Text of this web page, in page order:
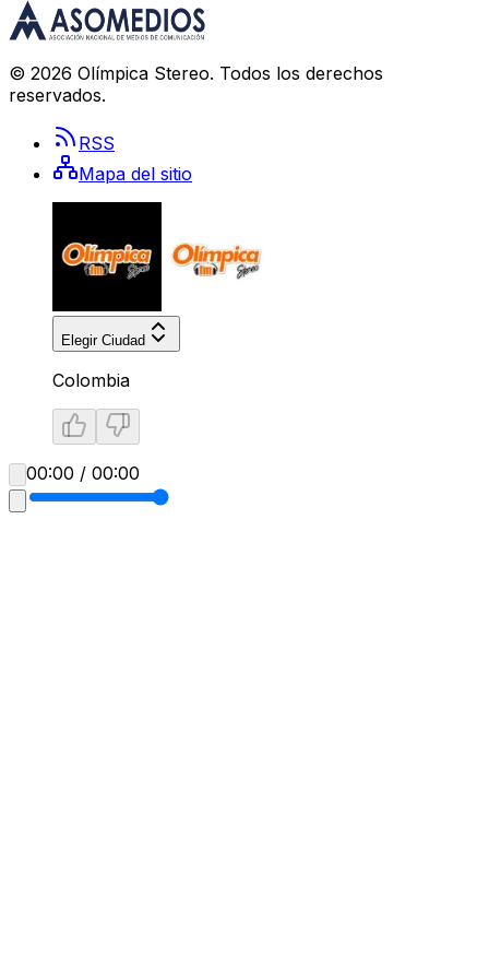
© 2026 Olímpica Stereo. Todos los derechos
reservados.
RSS
Mapa del sitio
Elegir Ciudad
Colombia
00:00 / 00:00